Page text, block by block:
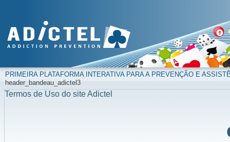
PRIMEIRA PLATAFORMA INTERATIVA PARA A PREVENÇÃO E
header_bandeau_adictel3
Termos de Uso do site Adictel